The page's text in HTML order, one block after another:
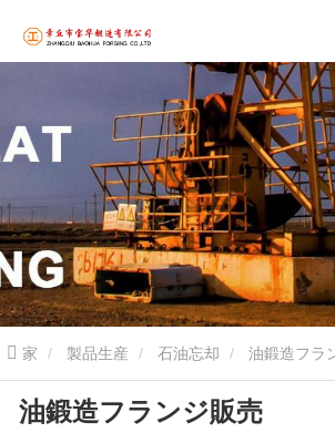
家 製品生産 石油忘却 油鍛造フラ
油鍛造フランジ販売